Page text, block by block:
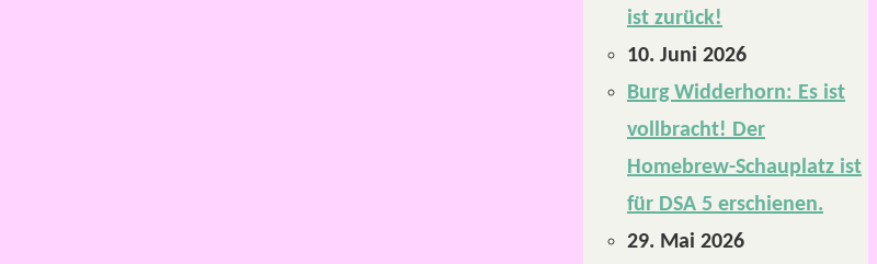
ist zurück!
10. Juni 2026
Burg Widderhorn: Es ist
vollbracht! Der
Homebrew-Schauplatz ist
für DSA 5 erschienen.
29. Mai 2026